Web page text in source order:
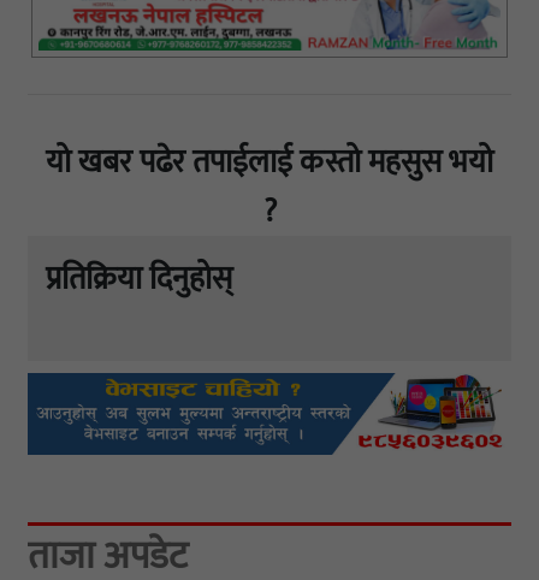
यो खबर पढेर तपाईलाई कस्तो महसुस भयो
?
प्रतिक्रिया दिनुहोस्
ताजा अपडेट